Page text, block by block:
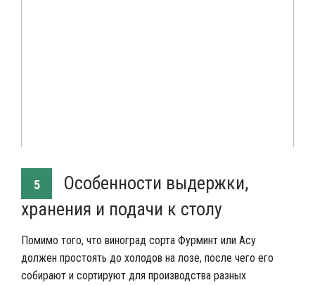
5
Особенности выдержки,
хранения и подачи к столу
Помимо того, что виноград сорта Фурминт или Асу
должен простоять до холодов на лозе, после чего его
собирают и сортируют для производства разных